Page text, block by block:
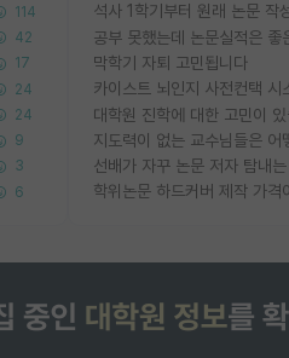
114
42
17
24
24
9
3
6
석사 1학기부터 원래 논문 작
공부 못했는데 논문실적은 좋
막학기 자퇴 고민됩니다
카이스트 뇌인지 사전컨택 시
대학원 진학에 대한 고민이
지도력이 없는 교수님들은 어
선배가 자꾸 논문 저자 탐내